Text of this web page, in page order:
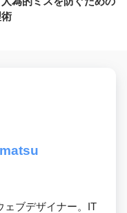
ェブデザイナー。IT